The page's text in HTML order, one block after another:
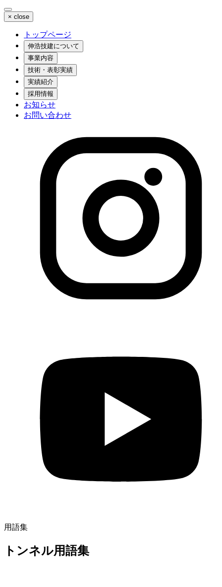
× close
トップページ
伸浩技建について
事業内容
技術・表彰実績
実績紹介
採用情報
お知らせ
お問い合わせ
用語集
トンネル用語集